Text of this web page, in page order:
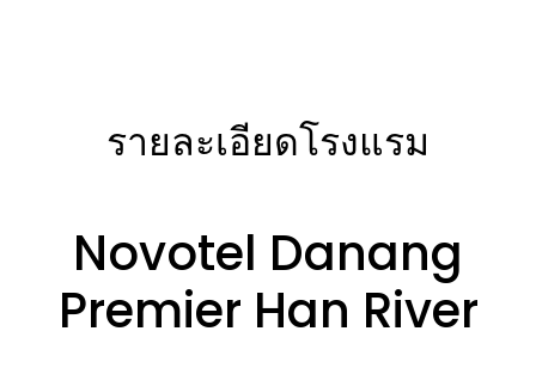
รายละเอียดโรงแรม
Novotel Danang
Premier Han River